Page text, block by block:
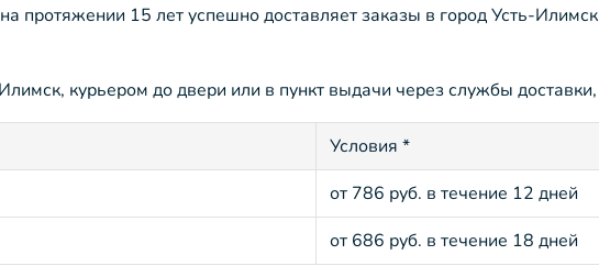
15 лет успешно доставляет заказы в город Усть-
курьером до двери или в пункт выдачи через службы доставки,
Условия *
от 786 руб. в течение 12 дней
от 686 руб. в течение 18 дней